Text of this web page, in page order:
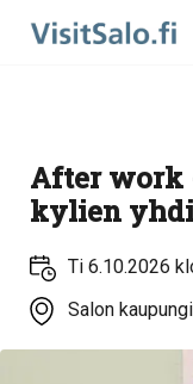
After
kylien
Ti 6.10.2026
Salon